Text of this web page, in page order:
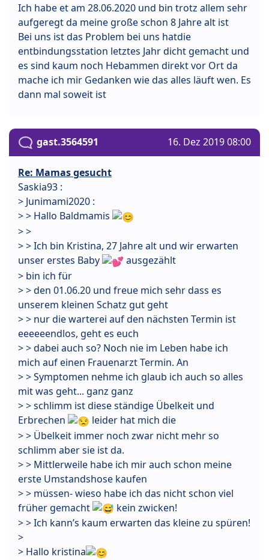
Ich habe et am 28.06.2020 und bin trotz allem sehr
aufgeregt da meine große schon 8 Jahre alt ist
Bei uns ist das Problem bei uns hatdie
entbindungsstation letztes Jahr dicht gemacht und
es sind kaum noch Hebammen direkt vor Ort da
mache ich mir Gedanken wie das alles läuft wen. Es
dann mal soweit ist
gast.3564591 16. Dez 2019 08:00
Re: Mamas gesucht
Saskia93 :
> Junimami2020 :
> > Hallo Baldmamis
> >
> > Ich bin Kristina, 27 Jahre alt und wir erwarten
unser erstes Baby
ausgezählt
> bin ich für
> > den 01.06.20 und freue mich sehr dass es
unserem kleinen Schatz gut geht
> > nur die warterei auf den nächsten Termin ist
eeeeeendlos, geht es euch
> > dabei auch so? Noch nie im Leben habe ich
mich auf einen Frauenarzt Termin. An
> > Symptomen nehme ich glaub ich auch so alles
mit was geht... ganz ganz
> > schlimm ist diese ständige Übelkeit und
Erbrechen
leider hat mich die
> > Übelkeit immer noch zwar nicht mehr so
schlimm aber sie ist da.
> > Mittlerweile habe ich mir auch schon meine
erste Umstandshose kaufen
> > müssen- wieso habe ich das nicht schon viel
früher gemacht
kein zwicken!
> > Ich kann’s kaum erwarten das kleine zu spüren!
>
> Hallo kristina